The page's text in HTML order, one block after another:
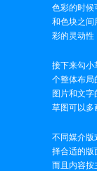
色彩的时候
和色块之间
彩的灵动性
接下来勾小
个整体布局
图片和文
草图可以多
不同媒介版
择合适的版
而且内容按